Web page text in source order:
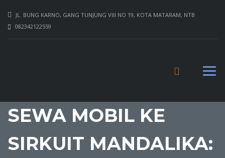
JL. BUNG KARNO, GANG TUNJUNG VIII NO 19, KOTA MATARAM, NTB
082342122559
SEWA MOBIL KE
SIRKUIT MANDALIKA: